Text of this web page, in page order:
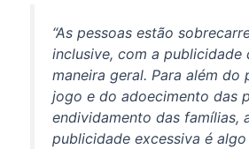
“As pessoas estão
inclusive, com a publicidade
maneira geral. Para além do
jogo e do adoecimento das
endividamento das famílias,
publicidade excessiva é